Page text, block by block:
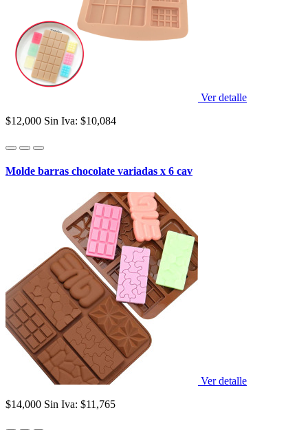
Ver detalle
$12,000 Sin Iva: $10,084
Molde barras chocolate variadas x 6 cav
Ver detalle
$14,000 Sin Iva: $11,765